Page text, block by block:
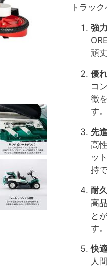
トラッ
強
頑
優
コ
徴
す。
先
高
ッ
持
耐
高
と
す。
快
人